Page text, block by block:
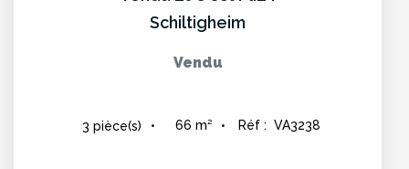
Schiltigheim
Vendu
3 pièce(s) 66 m² Réf : VA3238